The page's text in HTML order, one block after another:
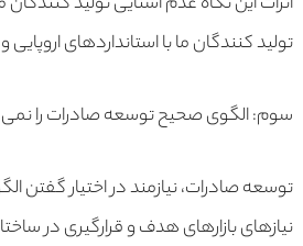
تولید کنندگان ما با استانداردهای
سوم: الگوی صحیح توسعه صادرات را نمی
توسعه صادرات، نیازمند در اختیار گفتن
نیازهای بازارهای هدف و قرارگیری در